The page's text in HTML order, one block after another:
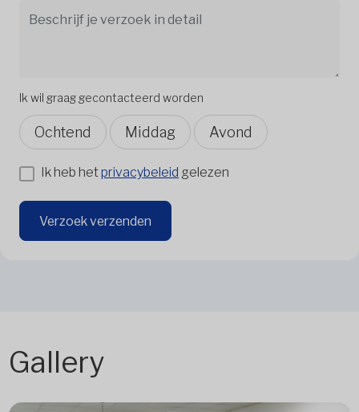
Ik wil graag gecontacteerd worden
Ochtend Middag Avond
Ik heb hetprivacybeleid gelezen
Verzoek verzenden
Gallery